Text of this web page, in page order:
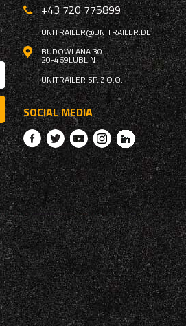
+43 720 775899
UNITRAILER@UNITRAILER.DE
BUDOWLANA 30
20-469LUBLIN
UNITRAILER SP. Z O.O.
SOCIAL MEDIA